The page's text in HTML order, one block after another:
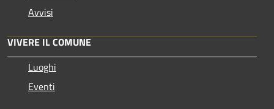
Avvisi
VIVERE IL COMUNE
Luoghi
Eventi